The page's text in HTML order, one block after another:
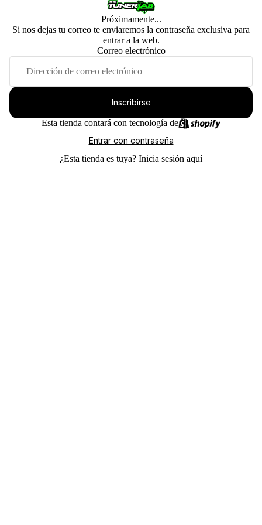
Próximamente...
Si nos dejas tu correo te enviaremos la contraseña exclusiva para
entrar a la web.
Correo electrónico
Inscribirse
Esta tienda contará con tecnología de
Entrar con contraseña
¿Esta tienda es tuya? Inicia sesión aquí